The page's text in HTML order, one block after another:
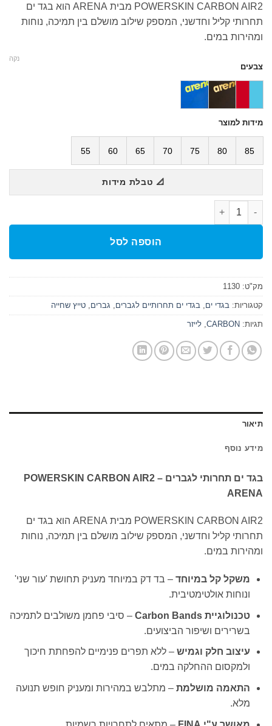
היה:
₪ 1,100.
הוא:
₪ 850.
POWERSKIN CARBON AIR2 מבית ARENA הוא בגד ים
תחרותי קליל וחדשני, המספק שילוב מושלם בין תמיכה, נוחות
ומהירות במים.
צבעים
מידות למוצר
85
80
75
70
65
60
55
נקה
📐 טבלת מידות
כמות של בגד ים תחרותי גברים POWERSKIN CARBON AIR2
הוספה לסל
מק"ט: 1130
קטגוריות: בגדי ים בגדי ים תחרותיים לגברים גברים טייץ שחייה
תגיות: CARBON לייזר
תיאור
מידע נוסף
בגד ים תחרותי לגברים POWERSKIN CARBON AIR2 –
ARENA
POWERSKIN CARBON AIR2 מבית ARENA הוא בגד ים
תחרותי קליל וחדשני, המספק שילוב מושלם בין תמיכה, נוחות
ומהירות במים.
משקל קל במיוחד– בד דק במיוחד מעניק תחושת 'עור שני'
ונוחות אולטימטיבית.
טכנולוגיית Carbon Bands
– סיבי פחמן משולבים לתמיכה
בשרירים ושיפור הביצועים.
עיצוב חלק וגמיש– ללא תפרים פנימיים להפחתת חיכוך
ולמקסום ההחלקה במים.
התאמה מושלמת– מתלבש במהירות ומעניק חופש תנועה
מלא.